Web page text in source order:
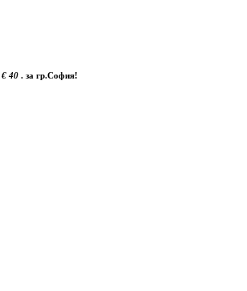
€ 40 . за гр.София!